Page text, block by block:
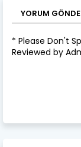
YORUM
* Please Don't
Reviewed by